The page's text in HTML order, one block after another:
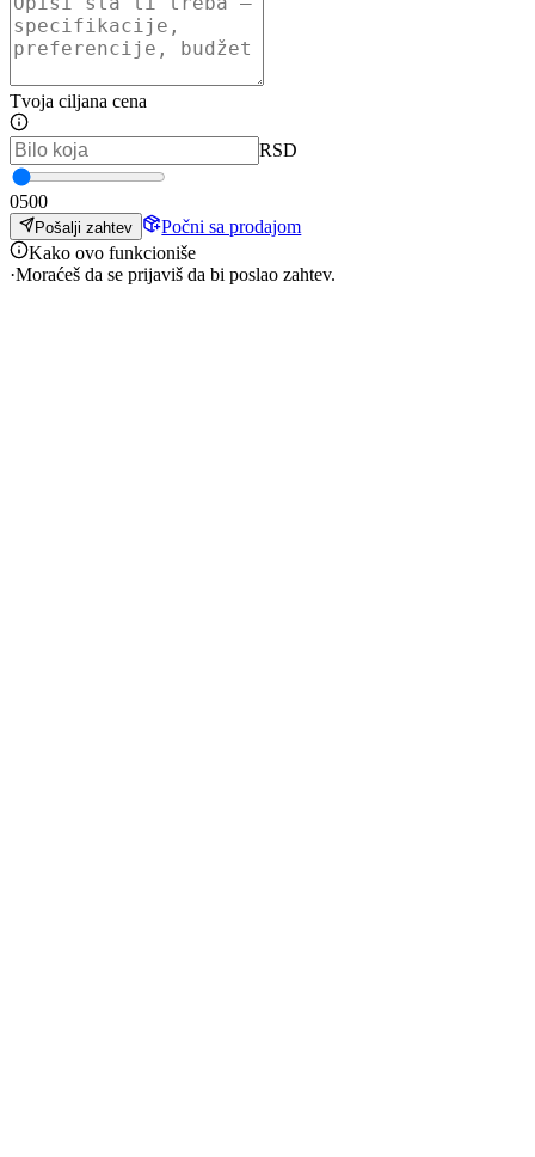
Tvoja ciljana cena
RSD
0500
Pošalji zahtev
Počni sa prodajom
Kako ovo funkcioniše
·Moraćeš da se prijaviš da bi poslao zahtev.